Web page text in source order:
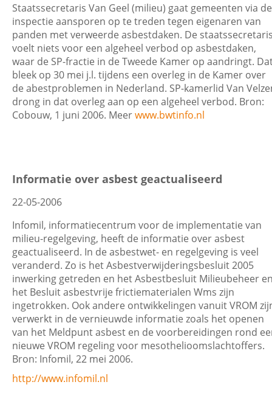
Staatssecretaris Van Geel (milieu) gaat gemeenten via de
inspectie aansporen op te treden tegen eigenaren van
panden met verweerde asbestdaken. De
voelt niets voor een algeheel verbod op asbestdaken,
waar de SP-fractie in de Tweede Kamer op aandringt.
bleek op 30 mei j.l. tijdens een overleg in de Kamer over
de abestproblemen in Nederland. SP-kamerlid Van
drong in dat overleg aan op een algeheel verbod. Bron:
Cobouw, 1 juni 2006. Meerwww.bwtinfo.nl
Informatie over asbest geactualiseerd
22-05-2006
Infomil, informatiecentrum voor de implementatie van
milieu-regelgeving, heeft de informatie over asbest
geactualiseerd. In de asbestwet- en regelgeving is veel
veranderd. Zo is het Asbestverwijderingsbesluit 2005
inwerking getreden en het Asbestbesluit Milieubeheer
het Besluit asbestvrije frictiematerialen Wms zijn
ingetrokken. Ook andere ontwikkelingen vanuit VROM
verwerkt in de vernieuwde informatie zoals het openen
van het Meldpunt asbest en de voorbereidingen rond
nieuwe VROM regeling voor mesothelioomslachtoffers.
Bron: Infomil, 22 mei 2006.
http://www.infomil.nl